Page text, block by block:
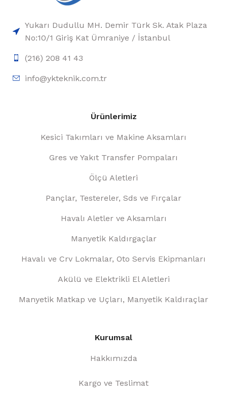
Yukarı Dudullu MH. Demir Türk Sk. Atak Plaza
No:10/1 Giriş Kat Ümraniye / İstanbul
(216) 208 41 43
info@ykteknik.com.tr
Ürünlerimiz
Kesici Takımları ve Makine Aksamları
Gres ve Yakıt Transfer Pompaları
Ölçü Aletleri
Pançlar, Testereler, Sds ve Fırçalar
Havalı Aletler ve Aksamları
Manyetik Kaldırgaçlar
Havalı ve Crv Lokmalar, Oto Servis Ekipmanları
Akülü ve Elektrikli El Aletleri
Manyetik Matkap ve Uçları, Manyetik Kaldıraçlar
Kurumsal
Hakkımızda
Kargo ve Teslimat